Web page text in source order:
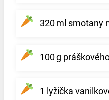
320 ml smotany
100 g
1 lyžička